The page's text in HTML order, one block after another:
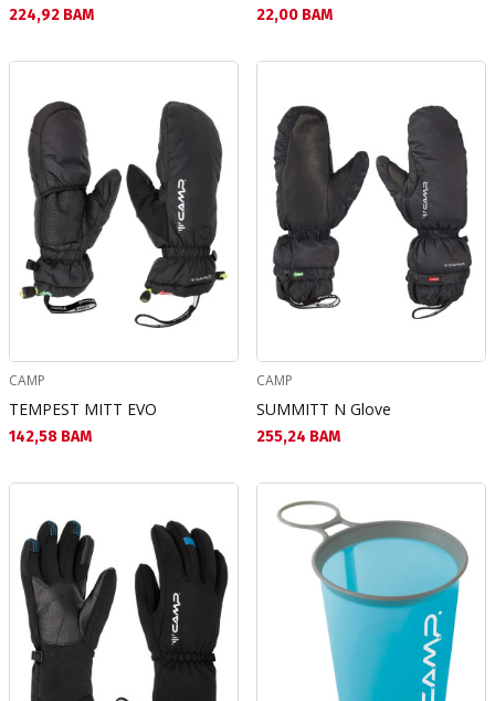
Текуща цена:
224,92 BAM Текуща цена:
22,00 BAM
CAMP
TEMPEST MITT EVO
Текуща цена:
142,58 BAM
CAMP
SUMMITT N Glove
Текуща цена:
255,24 BAM